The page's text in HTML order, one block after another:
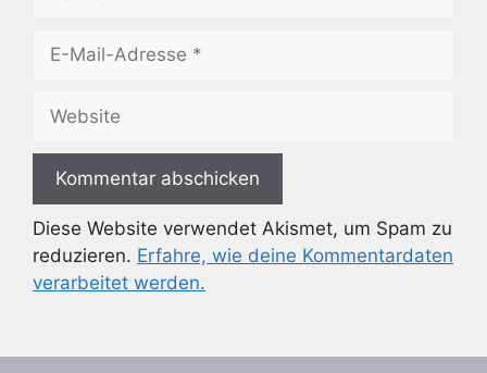
Mail-
Diese Website verwendet Akismet, um Spam zu
reduzieren. Erfahre, wie deine Kommentardaten
verarbeitet werden.